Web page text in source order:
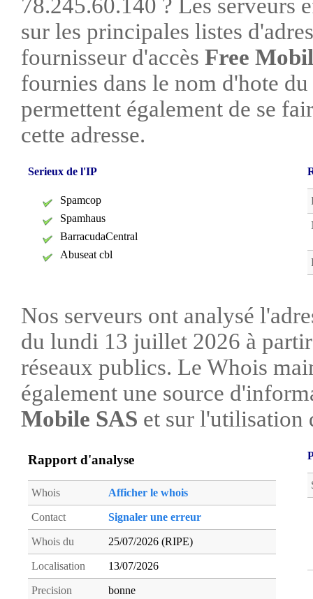
78.245.60.140 ? Les serveurs
sur les principales listes
fournisseur d'accès Free
fournies dans le nom d'hote
permettent également de se
cette adresse.
Serieux de l'IP
Spamcop
Spamhaus
BarracudaCentral
Abuseat cbl
Nos serveurs ont analysé
du lundi 13 juillet 2026 à
réseaux publics. Le Whois
également une source
Mobile SAS et sur l'utilisation
Rapport d'analyse
Whois Afficher le whois
Contact Signaler une erreur
Whois du 25/07/2026 (RIPE)
Localisation 13/07/2026
Precision bonne